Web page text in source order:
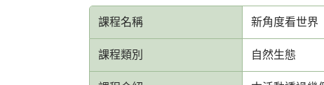
課程名稱 新角度看世界
課程類別 自然生態